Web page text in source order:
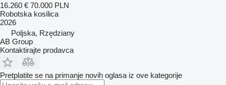
16.260 € 70.000 PLN
Robotska kosilica
2026
Poljska, Rzędziany
AB Group
Kontaktirajte prodavca
Pretplatite se na primanje novih oglasa iz ove kategorije